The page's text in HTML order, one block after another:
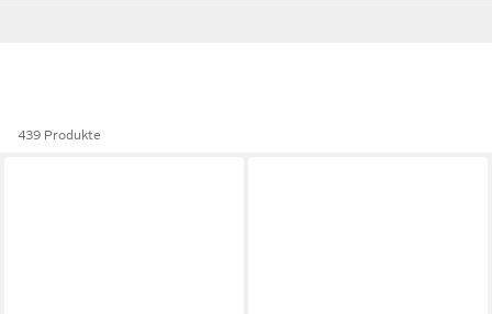
439 Produkte